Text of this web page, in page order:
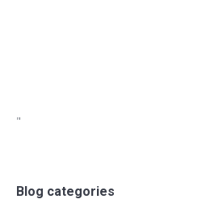
"
Blog categories